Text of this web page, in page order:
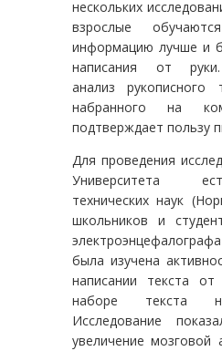
нескольких
взрослые
информацию лучше и
написания от
анализ рукописного
набранного на
подтверждает пользу
Для проведения
Университета
технических наук
школьников и
была изучена
написании текста
наборе текста
Исследование
увеличение мозговой